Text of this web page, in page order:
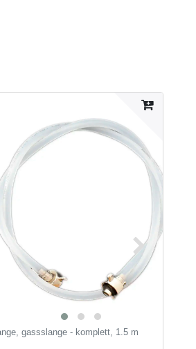
gassslange - komplett, 1.5 m